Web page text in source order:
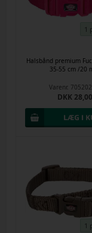
1
Halsbånd premium
35-55 cm /20
Varenr.
DKK 28,00
1